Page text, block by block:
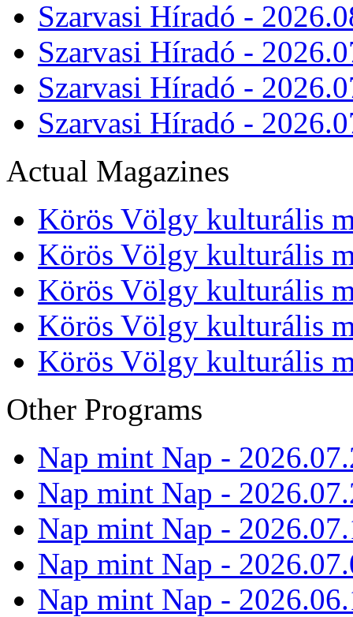
Szarvasi Híradó -
Szarvasi Híradó -
Szarvasi Híradó -
Szarvasi Híradó -
Actual Magazines
Körös Völgy kulturális
Körös Völgy kulturális
Körös Völgy kulturális
Körös Völgy kulturális
Körös Völgy kulturális
Other Programs
Nap mint Nap -
Nap mint Nap -
Nap mint Nap -
Nap mint Nap -
Nap mint Nap -